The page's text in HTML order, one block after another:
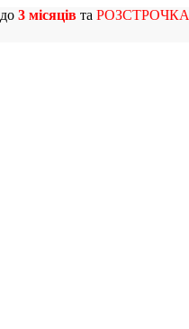
до 3 місяцівта РОЗСТРОЧКА